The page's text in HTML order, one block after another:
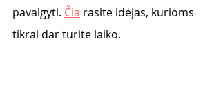
pavalgyti. Čia rasite idėjas, kurioms
tikrai dar turite laiko.